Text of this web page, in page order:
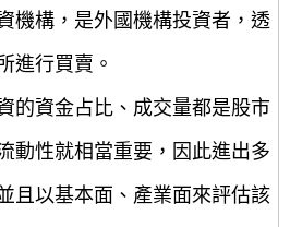
機構，是外國機構投資者，透
進行買賣。
的資金占比、成交量都是股市
動性就相當重要，因此進出多
且以基本面、產業面來評估該